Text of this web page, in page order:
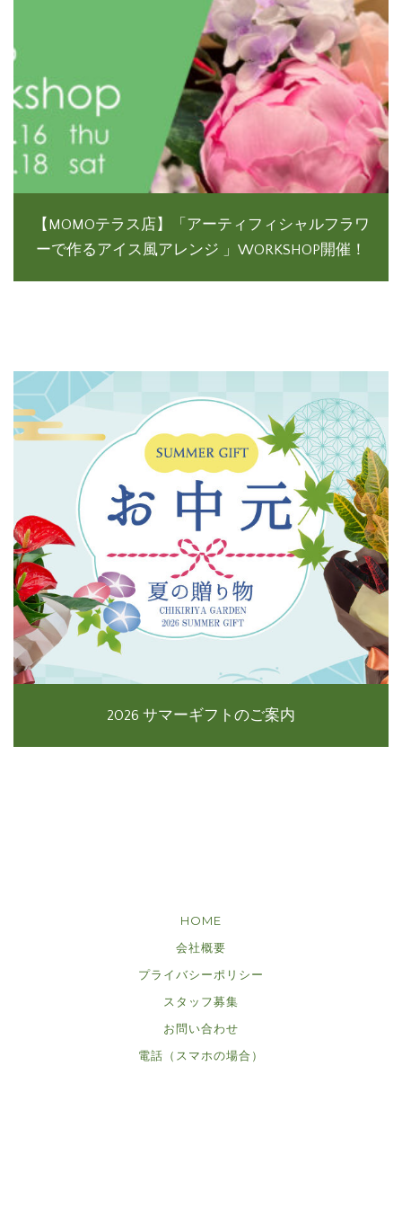
【MOMOテラス店】「アーティフィシャルフラワ
ーで作るアイス風アレンジ 」WORKSHOP開催！
2026 サマーギフトのご案内
HOME
会社概要
プライバシーポリシー
スタッフ募集
お問い合わせ
電話（スマホの場合）